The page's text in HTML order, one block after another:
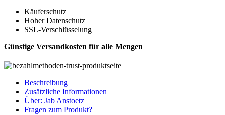
Käuferschutz
Hoher Datenschutz
SSL-Verschlüsselung
Günstige Versandkosten für alle Mengen
Beschreibung
Zusätzliche Informationen
Über: Jab Anstoetz
Fragen zum Produkt?